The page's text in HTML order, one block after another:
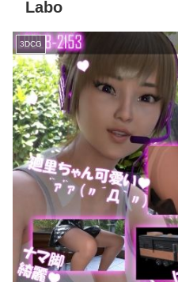
Labo
3DCG